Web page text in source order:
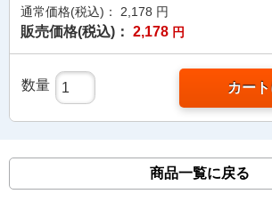
通常価格(税込)： 2,178 円
販売価格(税込)： 2,178 円
数量 カー
商品一覧に戻る